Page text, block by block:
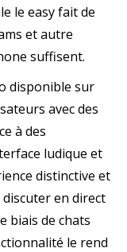
le easy fait de
et autre
suffisent.
disponible sur
avec des
à des
ludique et
distinctive et
en direct
biais de chats
le rend